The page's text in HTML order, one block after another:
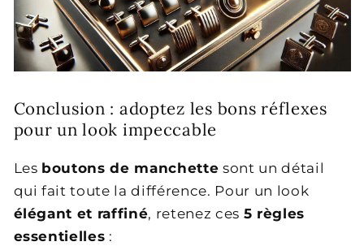
Conclusion : adoptez les bons réflexes
pour un look impeccable
Les boutons de manchette sont un détail
qui fait toute la différence. Pour un look
élégant et raffiné, retenez ces 5 règles
essentielles :